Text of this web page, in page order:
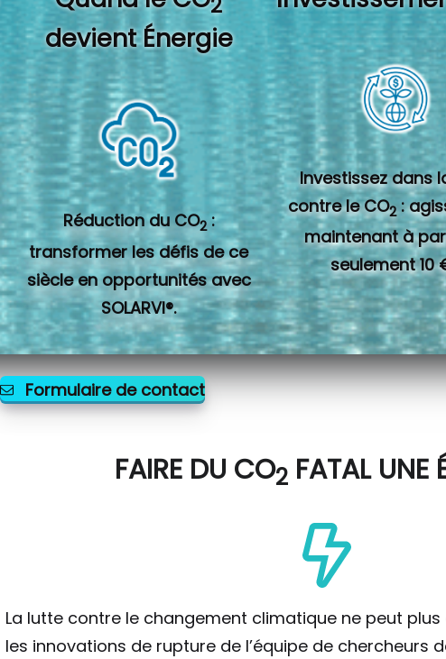
devient Énergie
Réduction du CO2 :
transformer les défis de ce
siècle en opportunités avec
SOLARVI®.
Investissez dans
contre le CO2 :
maintenant à
seulement 10
Formulaire de contact
FAIRE DU CO2FATAL UNE
La lutte contre le changement climatique ne peut
les innovations de rupture de l’équipe de chercheurs